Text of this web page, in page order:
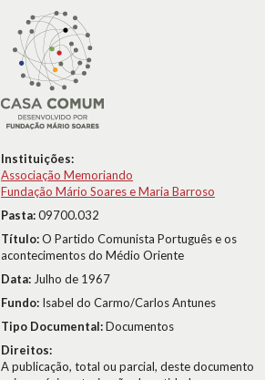
Instituições:
Associação Memoriando
Fundação Mário Soares e Maria Barroso
Pasta:09700.032
Título:O Partido Comunista Português e os
acontecimentos do Médio Oriente
Data: Julho de 1967
Fundo: Isabel do Carmo/Carlos Antunes
Tipo Documental:Documentos
Direitos:
A publicação, total ou parcial, deste documento